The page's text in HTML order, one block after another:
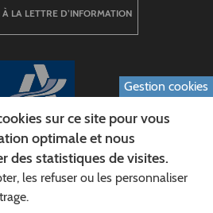
DE L'AISNE
Siège :
À LA LETTRE D’INFORMATION
Gestion cookies
sur ce site pour vous
optimale et nous
des statistiques de visites.
les refuser ou les personnaliser